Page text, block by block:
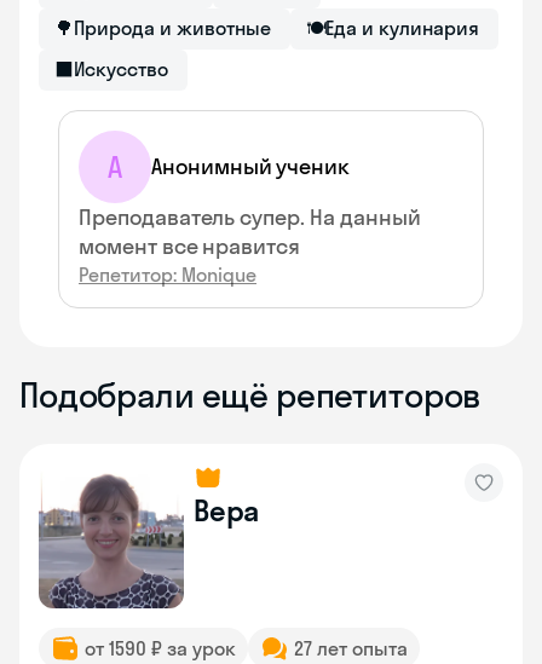
🌳 Природа и животные 🍽Еда и кулинария
⬛Искусство
А
Анонимный ученик
Преподаватель супер. На данный
момент все нравится
Репетитор: Monique
Подобрали ещё репетиторов
Вера
от 1590 ₽ за урок 27 лет опыта